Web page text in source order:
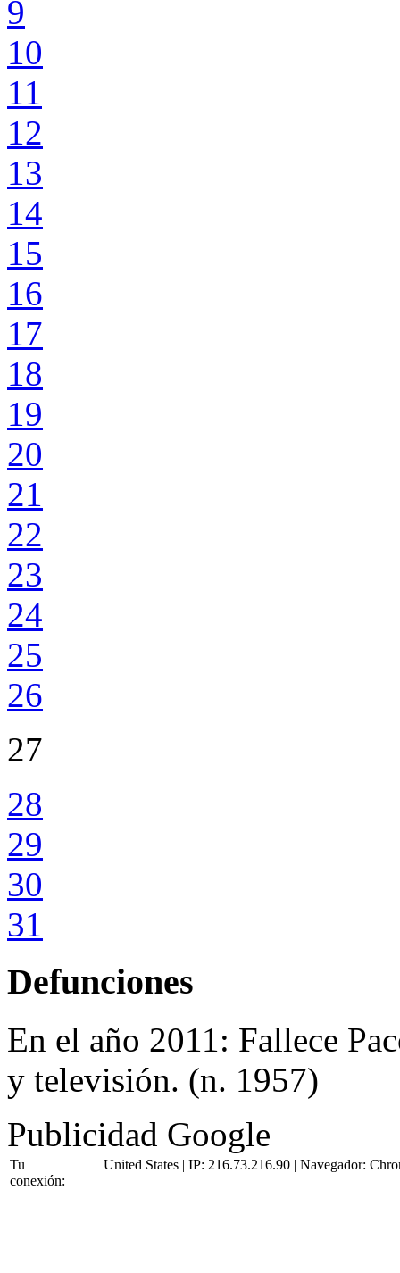
9
10
11
12
13
14
15
16
17
18
19
20
21
22
23
24
25
26
27
28
29
30
31
Defunciones
En el año 2011: Fallece
y televisión. (n. 1957)
Publicidad Google
Tu
conexión:
United States | IP: 216.73.216.90 | Navegador: